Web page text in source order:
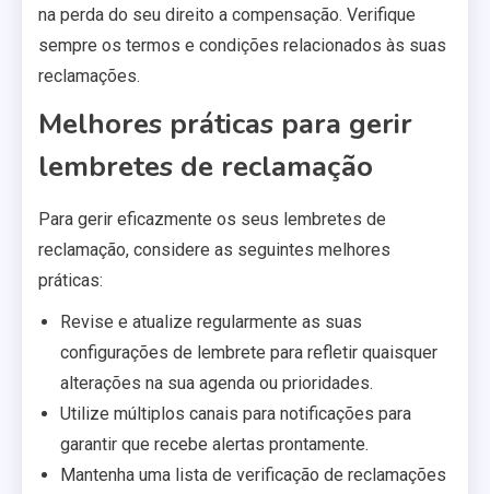
na perda do seu direito a compensação. Verifique
sempre os termos e condições relacionados às suas
reclamações.
Melhores práticas para gerir
lembretes de reclamação
Para gerir eficazmente os seus lembretes de
reclamação, considere as seguintes melhores
práticas:
Revise e atualize regularmente as suas
configurações de lembrete para refletir quaisquer
alterações na sua agenda ou prioridades.
Utilize múltiplos canais para notificações para
garantir que recebe alertas prontamente.
Mantenha uma lista de verificação de reclamações